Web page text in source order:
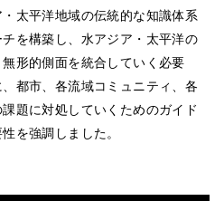
太平洋地域の伝統的な知識体系
を構築し、水アジア・太平洋の
形的側面を統合していく必要
都市、各流域コミュニティ、各
題に対処していくためのガイド
を強調しました。